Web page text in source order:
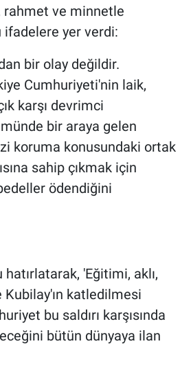
rahmet ve minnetle
ifadelere yer verdi:
bir olay değildir.
Cumhuriyeti'nin laik,
karşı devrimci
bir araya gelen
koruma konusundaki ortak
sahip çıkmak için
ödendiğini
'Eğitimi, aklı,
Kubilay'ın katledilmesi
bu saldırı karşısında
bütün dünyaya ilan